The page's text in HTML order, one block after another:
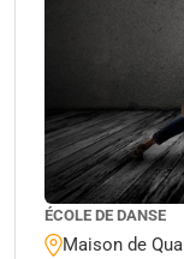
ÉCOLE DE DANSE
Maison de